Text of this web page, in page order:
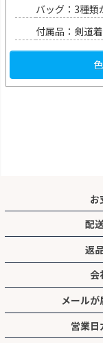
バッグ：3種類
付属品：剣道
お
クレジットカード／
PayPay／キャリア決
手数料
代引：300円（※1万
コンビニ前払い：
後払い．ＣＯＭ：
ご利用ガイ
配
3,000円以上お買い
宅配便：地域別送料
メール便：全国一律
14時までのご注文は
※混雑時は1〜2日遅
※取寄品を含むご注
返
防具のサイズ交換は
刺繍入り剣道着・垂
なります
品種変更・注文間違
会
有限会社ネットウイ
325-0001 栃木県那
電話：0120-987-
メール
ご注文完了・発送通
営業日